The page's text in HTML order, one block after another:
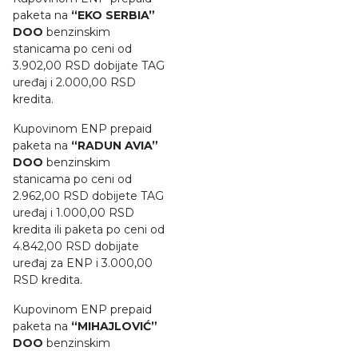
paketa na “EKO SERBIA”
DOO benzinskim
stanicama po ceni od
3.902,00 RSD dobijate TAG
uređaj i 2.000,00 RSD
kredita.
Kupovinom ENP prepaid
paketa na “RADUN AVIA”
DOO benzinskim
stanicama po ceni od
2.962,00 RSD dobijete TAG
uređaj i 1.000,00 RSD
kredita ili paketa po ceni od
4.842,00 RSD dobijate
uređaj za ENP i 3.000,00
RSD kredita.
Kupovinom ENP prepaid
paketa na “MIHAJLOVIĆ”
DOO benzinskim